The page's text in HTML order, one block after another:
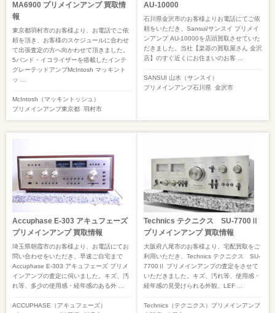
MA6900 プリメインアンプ 買取情
報
東京都羽村市のお客様より、お電話でご依
頼を頂き、お客様のスケジュールに合わせ
て出張査定の方へ向かわせて頂きました。
5バンド・イコライザーを搭載したインテ
グレーテッドアンプMcIntosh マッキント
ッ ...
McIntosh（マッキントッシュ）
プリメインアンプ東京都 羽村市
AU-10000
石川県金沢市のお客様よりお電話にてご依
頼をいただき、Sansui/サンスイ プリメイ
ンアンプ AU-10000を店頭買取させていた
だきました。当社【楽器の買取屋さん 金沢
店】のすぐ近くにお住まいのお客 ...
SANSUI 山水（サンスイ）
プリメインアンプ石川県 金沢市
Accuphase E-303 アキュフェーズ
プリメインアンプ 買取情報
埼玉県朝霞市のお客様より、お電話にてお
問い合わせをいただき、早速ご自宅まで
Accuphase E-303 アキュフェーズ プリメ
インアンプの査定に伺いました。キズ、汚
れ等、多少の使用感・経年感のある外 ...
ACCUPHASE（アキュフェーズ）
Technics テクニクス SU-7700Ⅱ
プリメインアンプ 買取情報
大阪府八尾市のお客様より、宅配買取をご
利用いただき、Technics テクニクス SU-
7700Ⅱ プリメインアンプの査定をさせて
いただきました。キズ、汚れ等、使用感・
経年感の見受けられる外観、LEF ...
Technics（テクニクス） プリメインアンプ